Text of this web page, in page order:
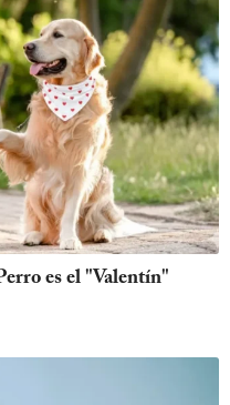
es el "Valentín"